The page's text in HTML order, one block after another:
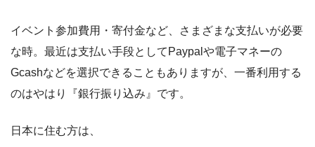
イベント参加費用・寄付金など、さまざまな支払いが必要
な時。最近は支払い手段としてPaypalや電子マネーの
Gcashなどを選択できることもありますが、一番利用する
のはやはり『銀行振り込み』です。
日本に住む方は、